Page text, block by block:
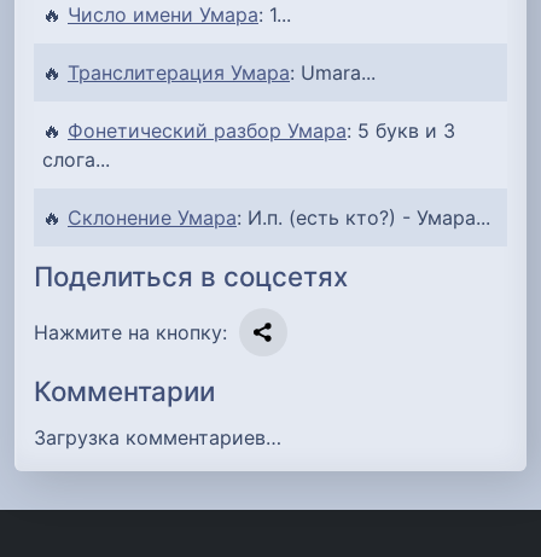
🔥 Число имени Умара: 1...
🔥 Транслитерация Умара: Umara...
🔥 Фонетический разбор Умара: 5 букв и 3
слога...
🔥 Склонение Умара: И.п. (есть кто?) - Умара...
Поделиться в соцсетях
Нажмите на кнопку:
Комментарии
Загрузка комментариев…